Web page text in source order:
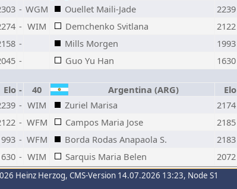
- WGM Ouellet Maili-Jade 2239
- WIM Demchenko Svitlana 2122
- Mills Morgen 1993
- Guo Yu Han 1630
Elo - 40 Argentina (ARG) Elo
- WIM Zuriel Marisa 2174
- WFM Campos Maria Jose 2185
- WFM Borda Rodas Anapaola S. 2183
- WIM Sarquis Maria Belen 2072
Heinz Herzog, CMS-Version 14.07.2026 13:23, Node S1